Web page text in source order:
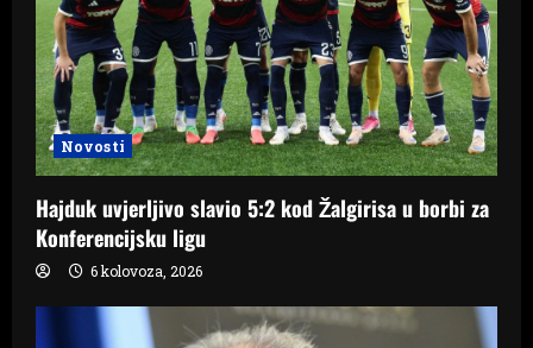
Novosti
Hajduk uvjerljivo slavio 5:2 kod Žalgirisa u borbi za
Konferencijsku ligu
6 kolovoza, 2026